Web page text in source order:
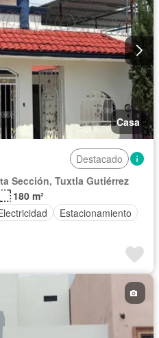
Casa
Destacado
Sección, Tuxtla Gutiérrez
180 m²
Estacionamiento